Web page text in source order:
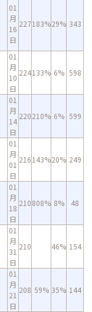
01
月
16
日
227183%29% 343
01
月
10
日
224133% 6% 598
01
月
14
日
220210% 6% 599
01
月
01
日
216143%20% 249
01
月
18
日
210808% 8% 48
01
月
31
日
210 46% 154
01
月
21
日
208 59% 35% 144